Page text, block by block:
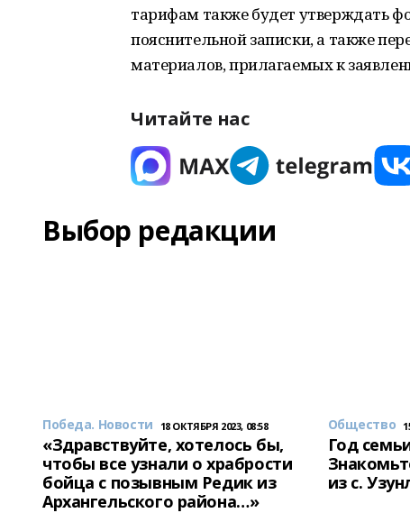
тарифам также будет утверждать
пояснительной записки, а также
материалов, прилагаемых к
Читайте нас
Выбор редакции
Победа. Новости 18 ОКТЯБРЯ 2023, 08:58
«Здравствуйте, хотелось бы,
чтобы все узнали о храбрости
бойца с позывным Редик из
Архангельского района…»
Общество
Год
из с.